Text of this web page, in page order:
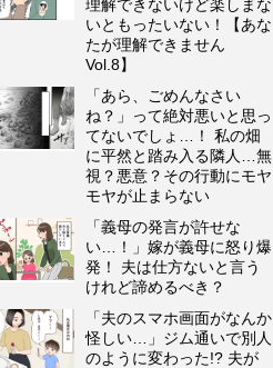
理解できないけど楽しまな
いともったいない！【あな
たが理解できません
Vol.8】
「あら、ごめんなさい
ね？」って絶対悪いと思っ
てないでしょ…！ 私の畑
に平然と踏み入る隣人…無
視？悪意？その行動にモヤ
モヤが止まらない
「義母の発言が許せな
い…！」嫁が義母に怒り爆
発！ 夫は仕方ないと言う
けれど諦めるべき？
「夫のスマホ画面がなんか
怪しい…」ジム通いで別人
のように変わった!? 夫が